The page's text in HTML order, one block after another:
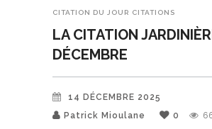
CITATION DU JOUR CITATIONS
LA CITATION
DÉCEMBRE
14 DÉCEMBRE 2025
Patrick Mioulane
0